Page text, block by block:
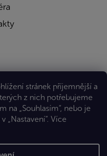
stránek příjemnější a
z nich potřebujeme
na „Souhlasím“, nebo je
„Nastavení“. Více
Premium